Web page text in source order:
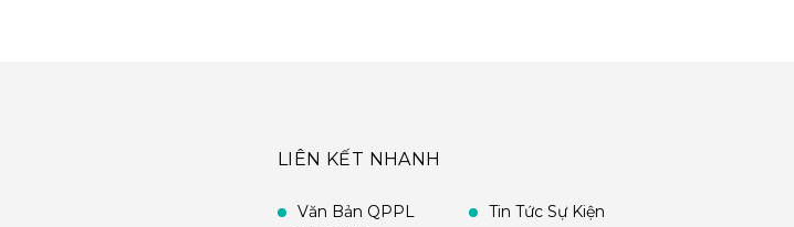
LIÊN KẾT NHANH
Văn Bản QPPL
Tin Tức Sự Kiện